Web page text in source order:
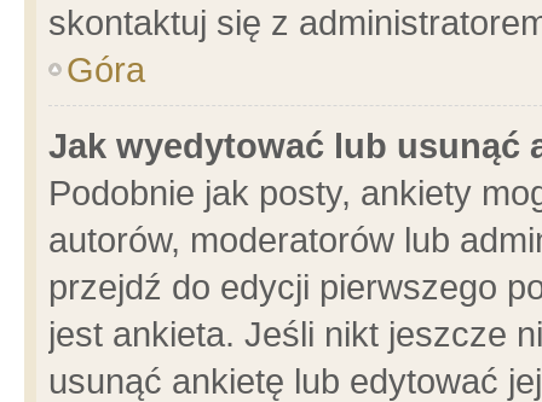
skontaktuj się z
Góra
Jak wyedytować lub usunąć
Podobnie jak posty, ankiety
autorów, moderatorów lub
przejdź do edycji pierwszego
jest ankieta. Jeśli nikt jeszcze
usunąć ankietę lub edytować